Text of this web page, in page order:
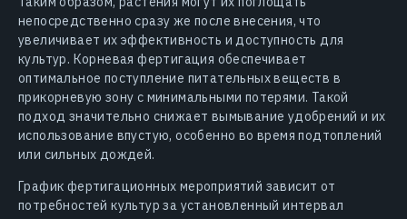
непосредственно сразу же после внесения, что
увеличивает их эффективность и доступность для
культур. Корневая фертигация обеспечивает
оптимальное поступление питательных веществ в
прикорневую зону с минимальными потерями. Такой
подход значительно снижает вымывание удобрений и их
использование впустую, особенно во время подтоплений
или сильных дождей.
График фертигационных мероприятий зависит от
потребностей культур за установленный интервал